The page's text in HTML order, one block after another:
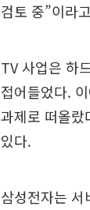
검토 중”이라
TV 사업은 하
접어들었다.
과제로 떠올랐
있다.
삼성전자는 서